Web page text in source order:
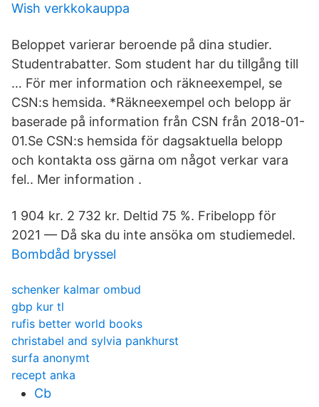
Wish verkkokauppa
Beloppet varierar beroende på dina studier.
Studentrabatter. Som student har du tillgång till
… För mer information och räkneexempel, se
CSN:s hemsida. *Räkneexempel och belopp är
baserade på information från CSN från 2018-01-
01.Se CSN:s hemsida för dagsaktuella belopp
och kontakta oss gärna om något verkar vara
fel.. Mer information .
1 904 kr. 2 732 kr. Deltid 75 %. Fribelopp för
2021 — Då ska du inte ansöka om studiemedel.
Bombdåd bryssel
schenker kalmar ombud
gbp kur tl
rufis better world books
christabel and sylvia pankhurst
surfa anonymt
recept anka
Cb